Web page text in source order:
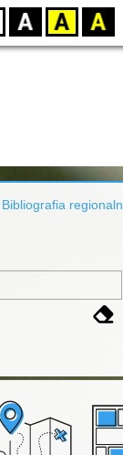
BW YB BY
Bibliografia